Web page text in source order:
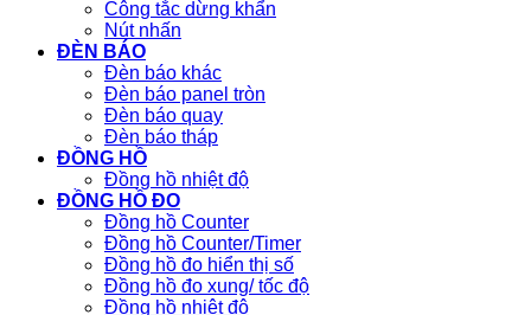
Công tắc dừng khẩn
Nút nhấn
ĐÈN BÁO
Đèn báo khác
Đèn báo panel tròn
Đèn báo quay
Đèn báo tháp
ĐỒNG HỒ
Đồng hồ nhiệt độ
ĐỒNG HỒ ĐO
Đồng hồ Counter
Đồng hồ Counter/Timer
Đồng hồ đo hiển thị số
Đồng hồ đo xung/ tốc độ
Đồng hồ nhiệt độ